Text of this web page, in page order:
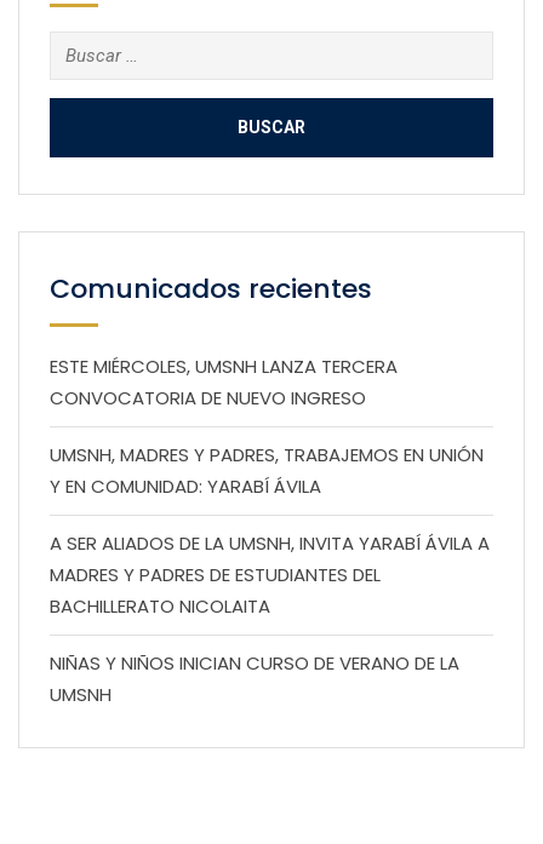
Buscar:
Comunicados recientes
ESTE MIÉRCOLES, UMSNH LANZA TERCERA
CONVOCATORIA DE NUEVO INGRESO
UMSNH, MADRES Y PADRES, TRABAJEMOS EN UNIÓN
Y EN COMUNIDAD: YARABÍ ÁVILA
A SER ALIADOS DE LA UMSNH, INVITA YARABÍ ÁVILA A
MADRES Y PADRES DE ESTUDIANTES DEL
BACHILLERATO NICOLAITA
NIÑAS Y NIÑOS INICIAN CURSO DE VERANO DE LA
UMSNH